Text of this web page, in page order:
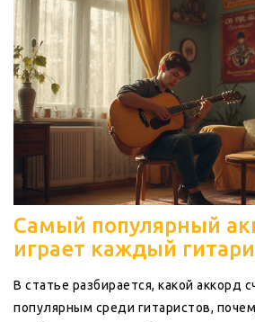
Самый популярный
играет каждый
В статье разбирается, какой аккорд
популярным среди гитаристов,